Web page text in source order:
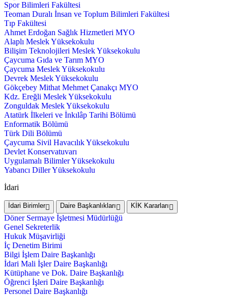
Spor Bilimleri Fakültesi
Teoman Duralı İnsan ve Toplum Bilimleri Fakültesi
Tıp Fakültesi
Ahmet Erdoğan Sağlık Hizmetleri MYO
Alaplı Meslek Yüksekokulu
Bilişim Teknolojileri Meslek Yüksekokulu
Çaycuma Gıda ve Tarım MYO
Çaycuma Meslek Yüksekokulu
Devrek Meslek Yüksekokulu
Gökçebey Mithat Mehmet Çanakçı MYO
Kdz. Ereğli Meslek Yüksekokulu
Zonguldak Meslek Yüksekokulu
Atatürk İlkeleri ve İnkılâp Tarihi Bölümü
Enformatik Bölümü
Türk Dili Bölümü
Çaycuma Sivil Havacılık Yüksekokulu
Devlet Konservatuvarı
Uygulamalı Bilimler Yüksekokulu
Yabancı Diller Yüksekokulu
İdari
İdari Birimler Daire Başkanlıkları KİK Kararları
Döner Sermaye İşletmesi Müdürlüğü
Genel Sekreterlik
Hukuk Müşavirliği
İç Denetim Birimi
Bilgi İşlem Daire Başkanlığı
İdari Mali İşler Daire Başkanlığı
Kütüphane ve Dok. Daire Başkanlığı
Öğrenci İşleri Daire Başkanlığı
Personel Daire Başkanlığı